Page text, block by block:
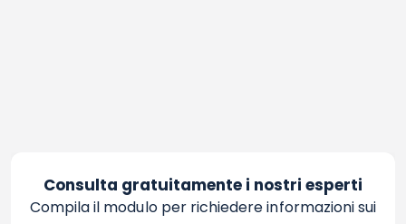
Consulta gratuitamente i nostri esperti
Compila il modulo per richiedere informazioni sui